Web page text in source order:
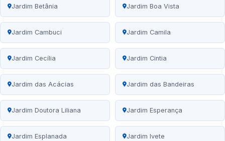
Jardim Betânia Jardim Boa Vista
Jardim Cambuci Jardim Camila
Jardim Cecília Jardim Cintia
Jardim das Acácias Jardim das Bandeiras
Jardim Doutora Liliana Jardim Esperança
Jardim Esplanada Jardim Ivete